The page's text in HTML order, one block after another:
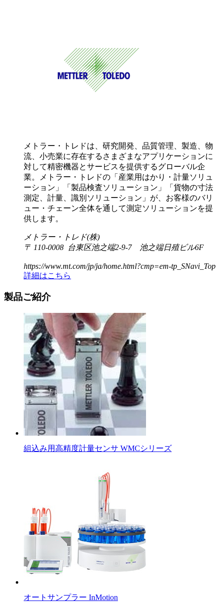
メトラー・トレドは、研究開発、品質管理、製造、物
流、小売業に存在するさまざまなアプリケーションに
対して精密機器とサービスを提供するグローバル企
業。メトラー・トレドの「産業用はかり・計量ソリュ
ーション」「製品検査ソリューション」「貨物の寸法
測定、計量、識別ソリューション」が、お客様のバリ
ュー・チェーン全体を通して測定ソリューションを提
供します。
メトラー・トレド(株)
〒 110-0008 台東区池之端2-9-7 池之端日殖ビル6F
https://www.mt.com/jp/ja/home.html?cmp=em-tp_SNavi_Top
詳細はこちら
製品ご紹介
組込み用高精度計量センサ WMCシリーズ
オートサンプラー InMotion